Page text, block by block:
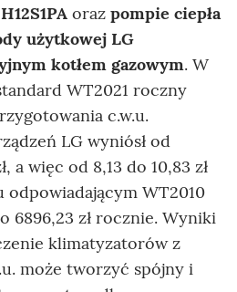
oraz pompie ciepła
użytkowej LG
kotłem gazowym. W
WT2021 roczny
c.w.u.
LG wyniósł od
a więc od 8,13 do 10,83 zł
WT2010
6896,23 zł rocznie. Wyniki
klimatyzatorów z
może tworzyć spójny i